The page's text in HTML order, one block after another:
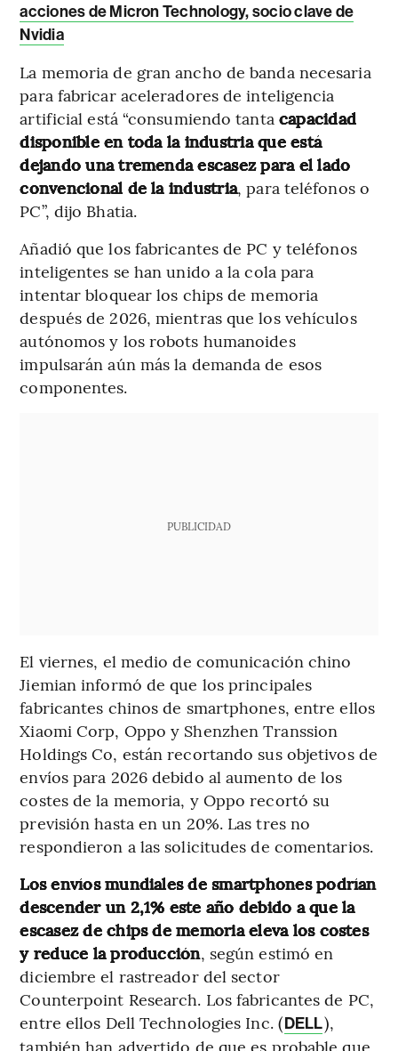
acciones de Micron Technology, socio clave de
Nvidia
La memoria de gran ancho de banda necesaria
para fabricar aceleradores de inteligencia
artificial está “consumiendo tanta capacidad
disponible en toda la industria que está
dejando una tremenda escasez para el lado
convencional de la industria, para teléfonos o
PC”, dijo Bhatia.
Añadió que los fabricantes de PC y teléfonos
inteligentes se han unido a la cola para
intentar bloquear los chips de memoria
después de 2026, mientras que los vehículos
autónomos y los robots humanoides
impulsarán aún más la demanda de esos
componentes.
PUBLICIDAD
El viernes, el medio de comunicación chino
Jiemian informó de que los principales
fabricantes chinos de smartphones, entre ellos
Xiaomi Corp, Oppo y Shenzhen Transsion
Holdings Co, están recortando sus objetivos de
envíos para 2026 debido al aumento de los
costes de la memoria, y Oppo recortó su
previsión hasta en un 20%. Las tres no
respondieron a las solicitudes de comentarios.
Los envíos mundiales de smartphones podrían
descender un 2,1% este año debido a que la
escasez de chips de memoria eleva los costes
y reduce la producción, según estimó en
diciembre el rastreador del sector
Counterpoint Research. Los fabricantes de PC,
entre ellos Dell Technologies Inc. (DELL),
también han advertido de que es probable que